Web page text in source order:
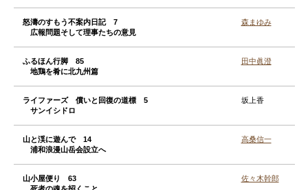
怒濤のすもう不案内日記 7
広報問題そして理事たちの意見
森まゆみ
ふるほん行脚 85
地鶏を肴に北九州篇
田中眞澄
ライファーズ 償いと回復の道標 5
サンイシドロ
坂上香
山と渓に遊んで 14
浦和浪漫山岳会設立へ
高桑信一
山小屋便り 63
佐々木幹郎